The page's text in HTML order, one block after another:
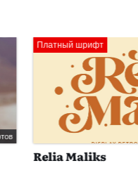
Платный шрифт
Relia Maliks